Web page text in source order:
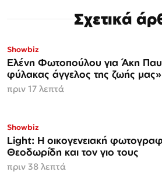
Σχετικά
Showbiz
Ελένη Φωτοπούλου για Άκη
φύλακας άγγελος της ζωής μας»
πριν 17 λεπτά
Showbiz
Light: Η οικογενειακή
Θεοδωρίδη και τον γιο τους
πριν 38 λεπτά